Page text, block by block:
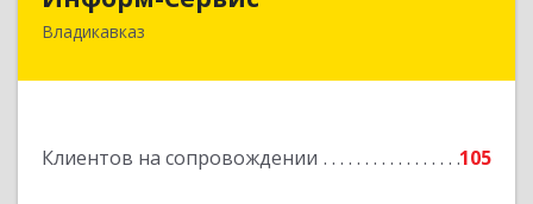
Владикавказ
Клиентов на сопровождении 105
362020, Северная Осетия - Алания Респ,